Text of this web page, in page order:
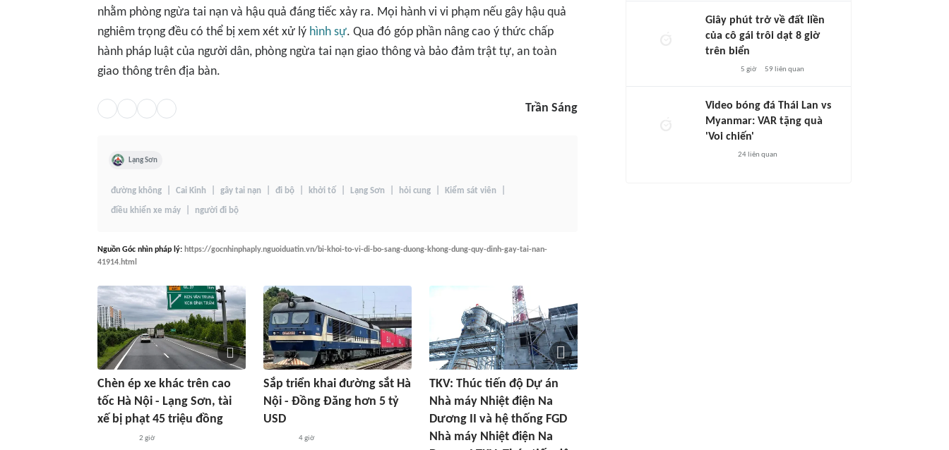
nhằm phòng ngừa tai nạn và hậu quả đáng tiếc xảy ra. Mọi hành vi vi phạm nếu gây hậu quả
nghiêm trọng đều có thể bị xem xét xử lý hình sự. Qua đó góp phần nâng cao ý thức chấp
hành pháp luật của người dân, phòng ngừa tai nạn giao thông và bảo đảm trật tự, an toàn
giao thông trên địa bàn.
Trần Sáng
Lạng Sơn
đường không Cai Kinh gây tai nạn đi bộ khởi tố Lạng Sơn hỏi cung Kiểm sát viên
điều khiển xe máy người đi bộ
Nguồn Góc nhìn pháp lý: https://gocnhinphaply.nguoiduatin.vn/bi-khoi-to-vi-di-bo-sang-duong-khong-dung-quy-dinh-gay-tai-nan-
41914.html
Chèn ép xe khác trên cao
tốc Hà Nội - Lạng Sơn, tài
xế bị phạt 45 triệu đồng
2 giờ
Sắp triển khai đường sắt Hà
Nội - Đồng Đăng hơn 5 tỷ
USD
4 giờ
TKV: Thúc tiến độ Dự án
Nhà máy Nhiệt điện Na
Dương II và hệ thống FGD
Nhà máy Nhiệt điện Na
Giây phút trở về đất liền
của cô gái trôi dạt 8 giờ
trên biển
5 giờ 59 liên quan
Video bóng đá Thái Lan vs
Myanmar: VAR tặng quà
'Voi chiến'
24liên quan